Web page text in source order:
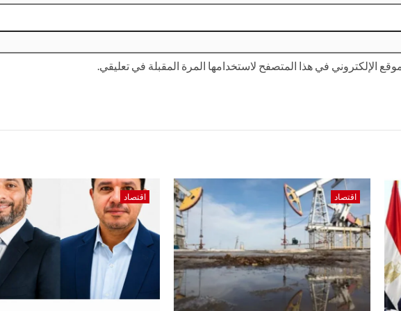
الإلكتروني في هذا المتصفح لاستخدامها المرة المقبلة في تعليقي.
اقتصاد اقتصاد